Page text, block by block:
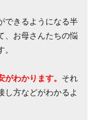
できるようになる半
、お母さんたちの悩
がわかります。 それ
し方などがわかるよ